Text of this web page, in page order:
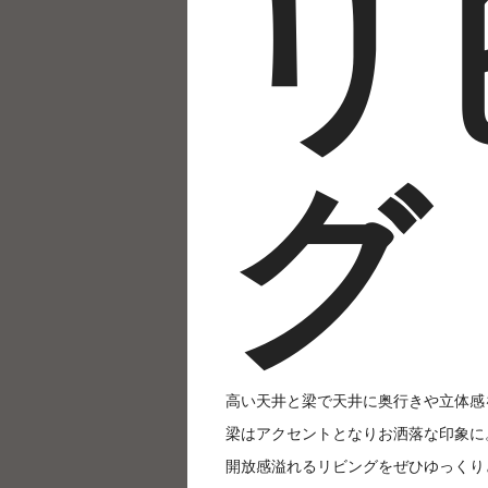
グ
高い天井と梁で天井に奥行きや立体
梁はアクセントとなりお洒落な印象に
開放感溢れるリビングをぜひゆっく